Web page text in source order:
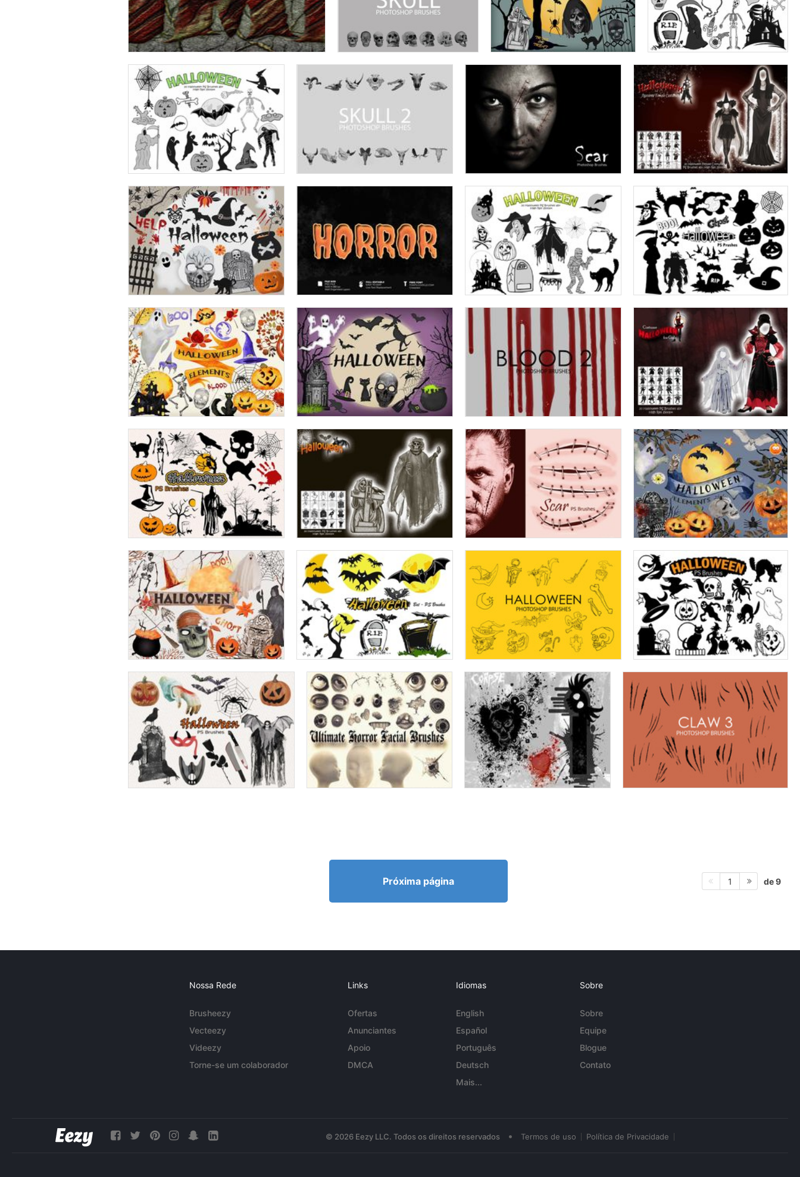
Próxima página 1 de 9
Nossa Rede
Brusheezy
Vecteezy
Videezy
Torne-se um colaborador
Links
Ofertas
Anunciantes
Apoio
DMCA
Idiomas
English
Español
Português
Deutsch
Mais...
Sobre
Sobre
Equipe
Blogue
Contato
© 2026 Eezy LLC. Todos os direitos reservados • Termos de uso Política de Privacidade